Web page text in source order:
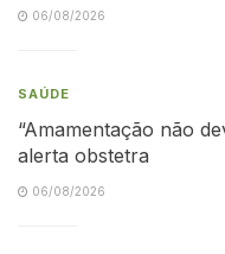
06/08/2026
SAÚDE
“Amamentação não
alerta obstetra
06/08/2026